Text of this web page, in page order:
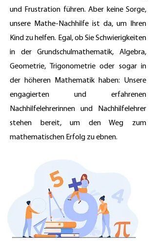
und Frustration führen. Aber keine Sorge,
unsere Mathe-Nachhilfe ist da, um Ihren
Kind zu helfen. Egal, ob Sie Schwierigkeiten
in der Grundschulmathematik, Algebra,
Geometrie, Trigonometrie oder sogar in
der höheren Mathematik haben: Unsere
engagierten und erfahrenen
Nachhilfelehrerinnen und Nachhilfelehrer
stehen bereit, um den Weg zum
mathematischen Erfolg zu ebnen.